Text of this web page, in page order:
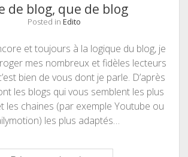
de blog, que de blog
Posted in Edito
et toujours à la logique du blog, je
mes nombreux et fidèles lecteurs
bien de vous dont je parle. D’après
les blogs qui vous semblent les plus
les chaines (par exemple Youtube ou
les plus adaptés…